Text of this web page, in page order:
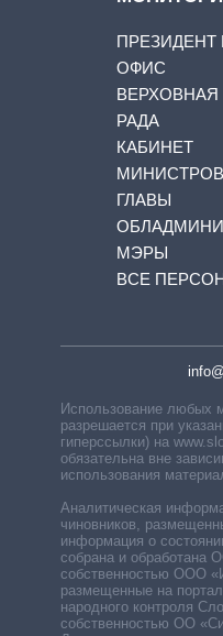
ПРЕЗИДЕНТ
ОФИС
ВЕРХОВНАЯ
РАДА
КАБИНЕТ
МИНИСТРОВ
ГЛАВЫ
МЭРЫ
ВСЕ
Использование любых
разрешается при
гиперссылки) на
обязательна вне
использования
Аналитическая
чиновников,
информация о
собрана и обработана
собственностью ООО
размещенные на
народного контроля
собственностью ОО